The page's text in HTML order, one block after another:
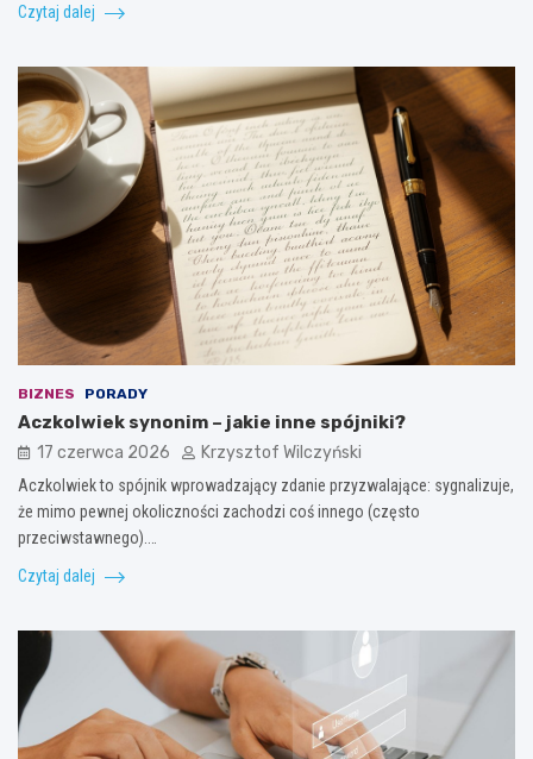
Czytaj dalej
BIZNES PORADY
Aczkolwiek synonim – jakie inne spójniki?
17 czerwca 2026 Krzysztof Wilczyński
Aczkolwiek to spójnik wprowadzający zdanie przyzwalające: sygnalizuje,
że mimo pewnej okoliczności zachodzi coś innego (często
przeciwstawnego).…
Czytaj dalej